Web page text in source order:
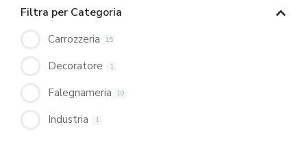
Filtra per Categoria
Carrozzeria 15
Decoratore 1
Falegnameria 10
Industria 1